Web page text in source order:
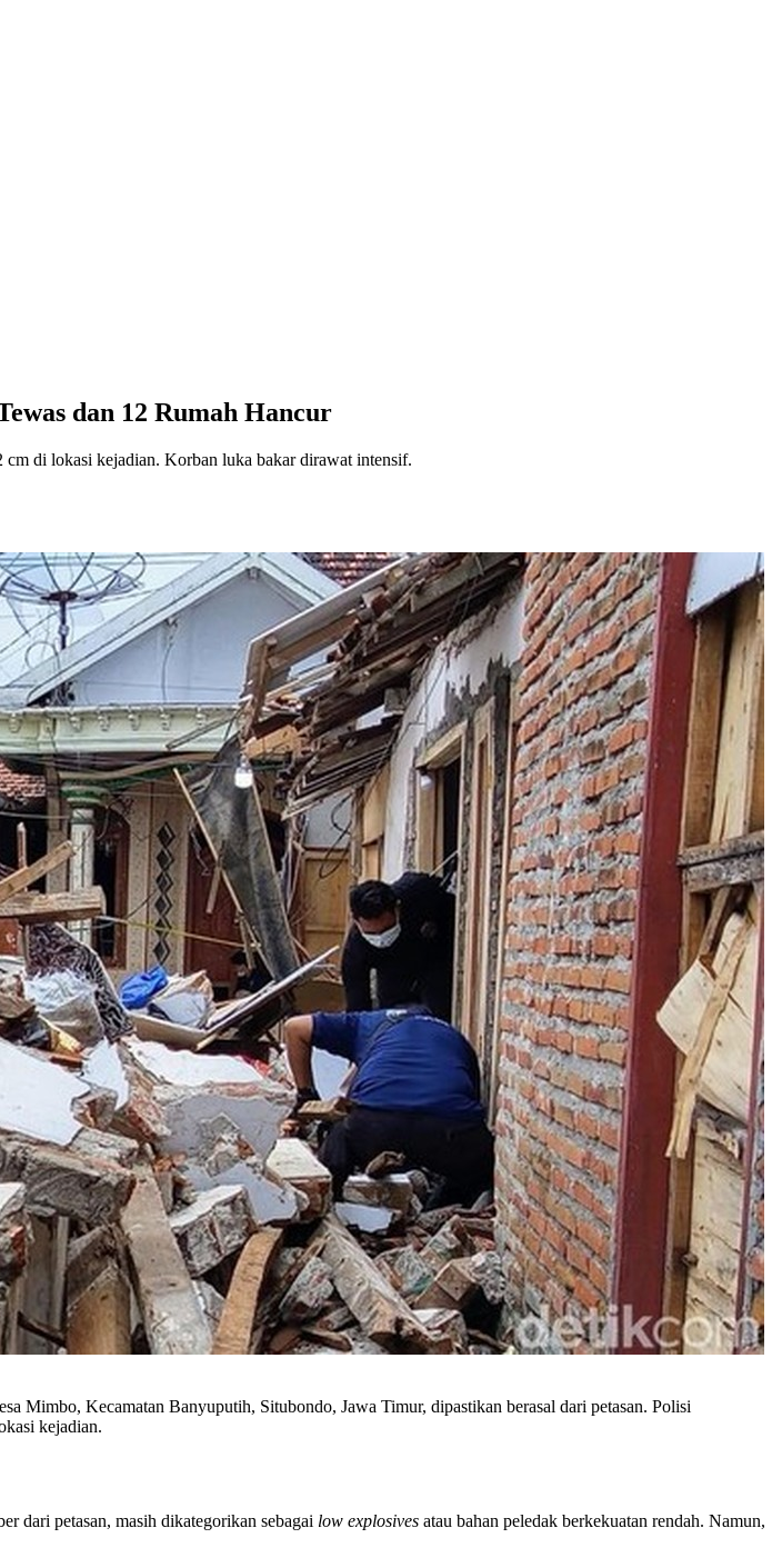
dan 12 Rumah Hancur
cm di lokasi kejadian. Korban luka bakar dirawat intensif.
Mimbo, Kecamatan Banyuputih, Situbondo, Jawa Timur, dipastikan berasal dari petasan. Polisi
kejadian.
dari petasan, masih dikategorikan sebagai low explosives atau bahan peledak berkekuatan rendah. Namun,